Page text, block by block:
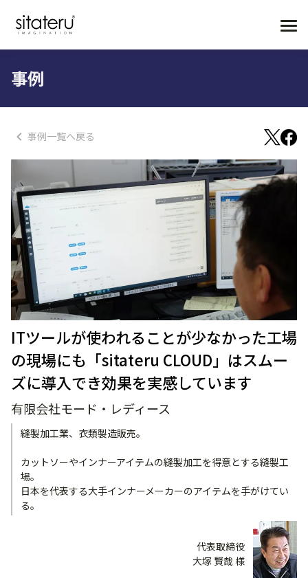
事例
事例一覧へ戻る
ITツールが使われることが少なかった工場
の現場にも「sitateru CLOUD」はスムー
ズに導入でき効果を実感しています
有限会社モード・レディース
縫製加工業、衣類製造販売。
カットソーやインナーアイテムの縫製加工を得意とする縫製工
場。
日本を代表する大手インナーメーカーのアイテムを手がけてい
る。
代表取締役
大塚 賢哉 様